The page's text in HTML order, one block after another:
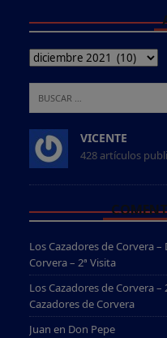
VICENTE
428 artículos
Los Cazadores de Corvera
Corvera – 2ª Visita
Los Cazadores de Corvera
Cazadores de Corvera
Juan en Don Pepe